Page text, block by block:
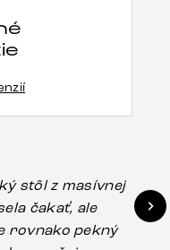
stôl z masívnej
čakať, ale
rovnako pekný